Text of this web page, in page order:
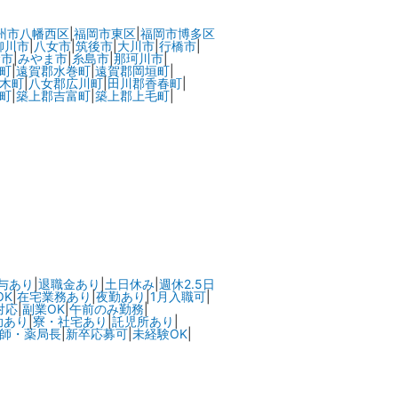
市八幡西区| 福岡市東区| 福岡市博多区
川市| 八女市| 筑後市| 大川市| 行橋市|
| みやま市| 糸島市| 那珂川市|
|遠賀郡水巻町| 遠賀郡岡垣町|
町| 八女郡広川町| 田川郡香春町|
| 築上郡吉富町| 築上郡上毛町|
あり 退職金あり 土日休み| 週休2.5日
|在宅業務あり 夜勤あり 1月入職可|
応| 副業OK| 午前のみ勤務 |
り 寮・社宅あり 託児所あり
・薬局長| 新卒応募可| 未経験OK|